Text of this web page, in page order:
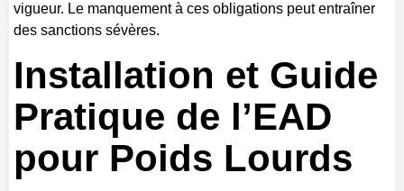
vigueur. Le manquement à ces obligations peut entraîner
des sanctions sévères.
Installation et Guide
Pratique de l’EAD
pour Poids Lourds